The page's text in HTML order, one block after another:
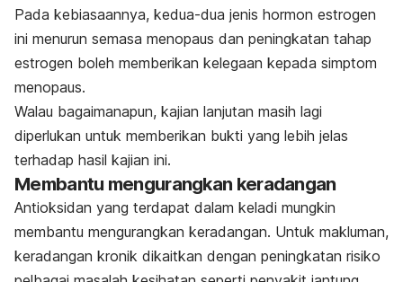
Pada kebiasaannya, kedua-dua jenis hormon estrogen
ini menurun semasa menopaus dan peningkatan tahap
estrogen boleh memberikan kelegaan kepada simptom
menopaus.
Walau bagaimanapun, kajian lanjutan masih lagi
diperlukan untuk memberikan bukti yang lebih jelas
terhadap hasil kajian ini.
Membantu mengurangkan keradangan
Antioksidan yang terdapat dalam keladi mungkin
membantu mengurangkan keradangan. Untuk makluman,
keradangan kronik dikaitkan dengan peningkatan risiko